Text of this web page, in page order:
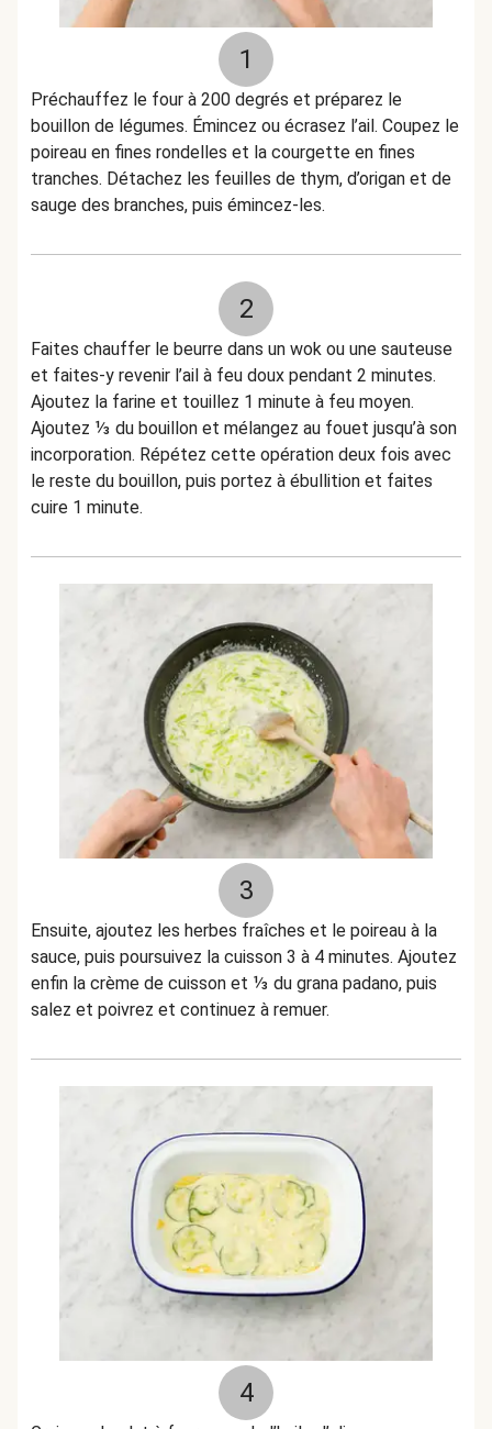
1
Préchauffez le four à 200 degrés et préparez le
bouillon de légumes. Émincez ou écrasez l’ail. Coupez le
poireau en fines rondelles et la courgette en fines
tranches. Détachez les feuilles de thym, d’origan et de
sauge des branches, puis émincez-les.
2
Faites chauffer le beurre dans un wok ou une sauteuse
et faites-y revenir l’ail à feu doux pendant 2 minutes.
Ajoutez la farine et touillez 1 minute à feu moyen.
Ajoutez ⅓ du bouillon et mélangez au fouet jusqu’à son
incorporation. Répétez cette opération deux fois avec
le reste du bouillon, puis portez à ébullition et faites
cuire 1 minute.
3
Ensuite, ajoutez les herbes fraîches et le poireau à la
sauce, puis poursuivez la cuisson 3 à 4 minutes. Ajoutez
enfin la crème de cuisson et ⅓ du grana padano, puis
salez et poivrez et continuez à remuer.
4